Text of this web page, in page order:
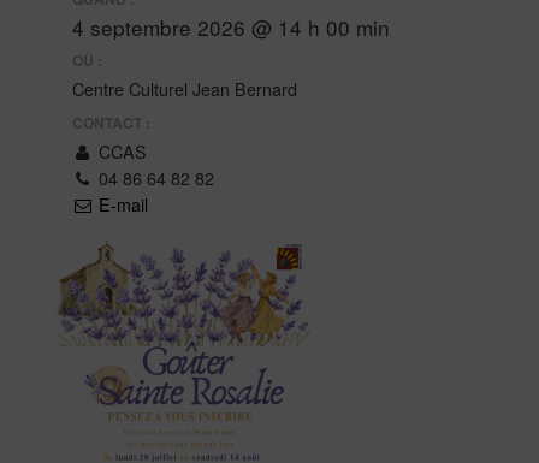
4 septembre 2026 @ 14 h 00 min
OÙ :
Centre Culturel Jean Bernard
CONTACT :
CCAS
04 86 64 82 82
E-mail